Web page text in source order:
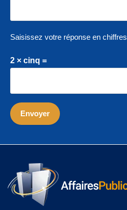
Saisissez votre réponse en chiffres
2 × cinq =